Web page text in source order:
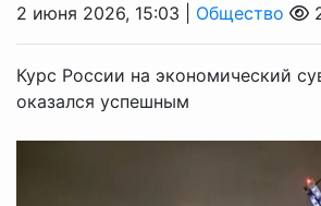
2 июня 2026, 15:03 | Общество
Курс России на экономический
оказался успешным